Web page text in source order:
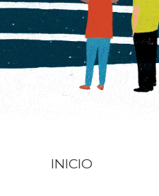
INICIO